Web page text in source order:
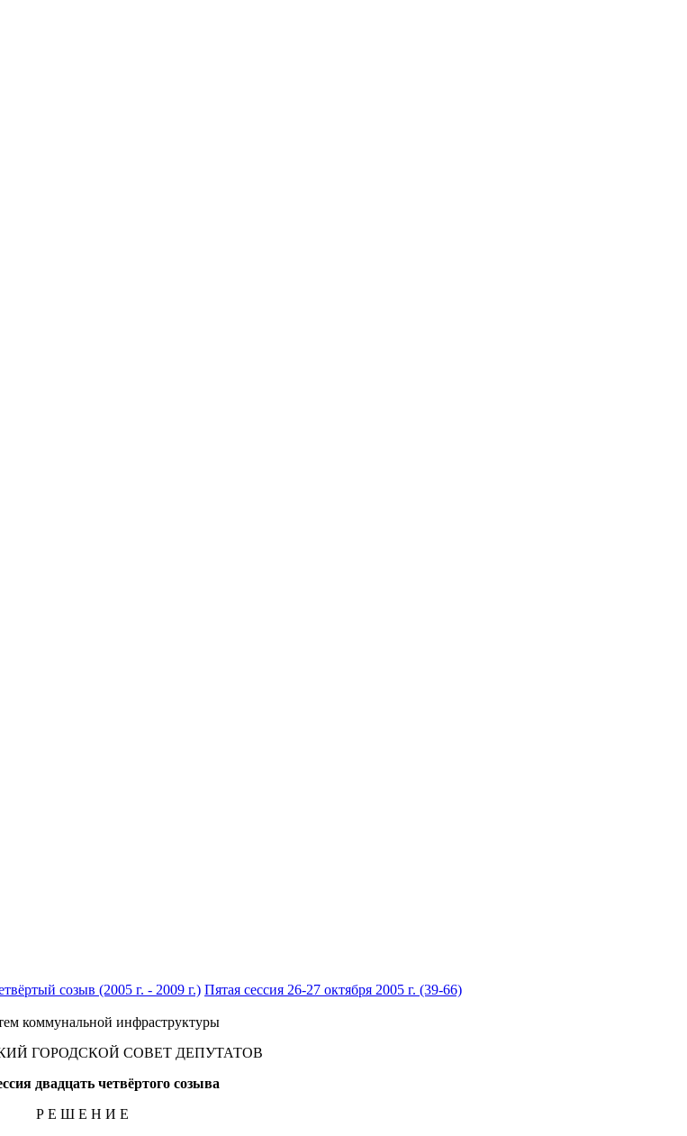
созыв (2005 г. - 2009 г.) Пятая сессия 26-27 октября 2005 г. (39-66)
коммунальной инфраструктуры
ГОРОДСКОЙ СОВЕТ ДЕПУТАТОВ
двадцать четвёртого созыва
Р Е Ш Е Н И Е